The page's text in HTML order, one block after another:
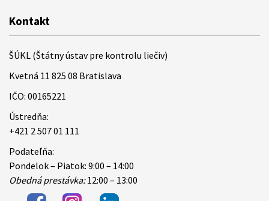
Kontakt
ŠÚKL (Štátny ústav pre kontrolu liečiv)
Kvetná 11 825 08 Bratislava
IČO: 00165221
Ústredňa:
+421 2 507 01 111
Podateľňa:
Pondelok – Piatok: 9:00 – 14:00
Obedná prestávka:12:00 – 13:00